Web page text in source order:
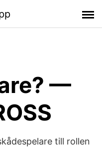
—
till rollen